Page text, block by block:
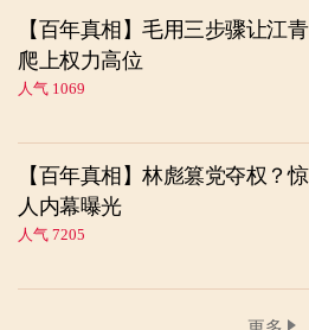
【百年真相】毛用三步骤让江青
爬上权力高位
人气 1069
【百年真相】林彪篡党夺权？惊
人内幕曝光
人气 7205